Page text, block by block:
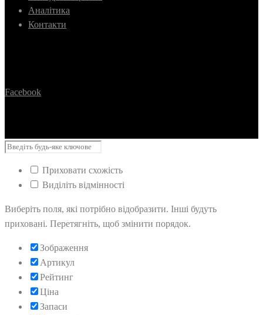
Аналітика
Контакти
Facebook
Приховати схожість
Виділіть відмінності
Виберіть поля, які потрібно відобразити. Інші будуть
приховані. Перетягніть, щоб змінити порядок.
Зображення
Артикул
Рейтинг
Ціна
Запаси